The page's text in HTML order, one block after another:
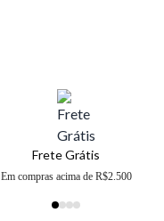
Frete Grátis
Em compras acima de R$2.500